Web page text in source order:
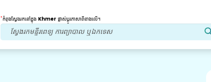
*កំពុងស្វែងរកនៅក្នុង Khmer ផ្លាស់ប្តូរភាសាពីខាងលើ។